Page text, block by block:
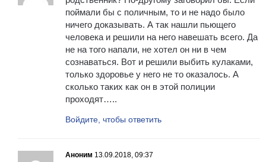
поймали бы с поличным, то и не надо было
ничего доказывать. А так нашли пьющего
человека и решили на него навешать всего. Да
не на того напали, не хотел он ни в чем
сознаваться. Вот и решили выбить кулаками,
только здоровье у него не то оказалось. А
сколько таких как он в этой полиции
проходят…..
Войдите, чтобы ответить
Аноним 13.09.2018, 09:37